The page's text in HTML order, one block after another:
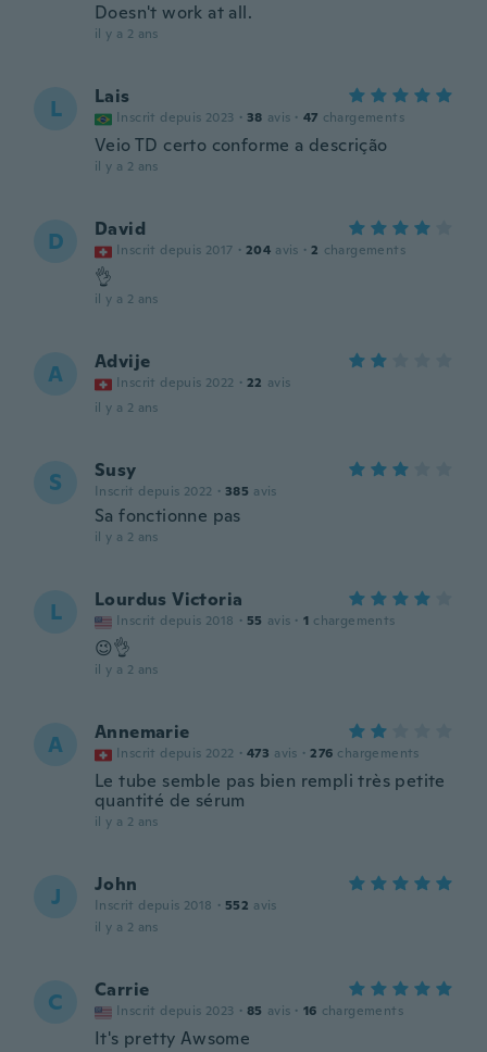
Doesn't work at all.
il y a 2 ans
L Lais
Inscrit depuis 2023 · 38 avis · 47 chargements
Veio TD certo conforme a descrição
il y a 2 ans
D David
Inscrit depuis 2017 · 204 avis · 2 chargements
👌
il y a 2 ans
A Advije
Inscrit depuis 2022 · 22 avis
il y a 2 ans
S Susy
Inscrit depuis 2022 · 385 avis
Sa fonctionne pas
il y a 2 ans
L Lourdus Victoria
Inscrit depuis 2018 · 55 avis · 1 chargements
😉👌
il y a 2 ans
A Annemarie
Inscrit depuis 2022 · 473 avis · 276 chargements
Le tube semble pas bien rempli très petite
quantité de sérum
il y a 2 ans
J John
Inscrit depuis 2018 · 552 avis
il y a 2 ans
C Carrie
Inscrit depuis 2023 · 85 avis · 16 chargements
It's pretty Awsome